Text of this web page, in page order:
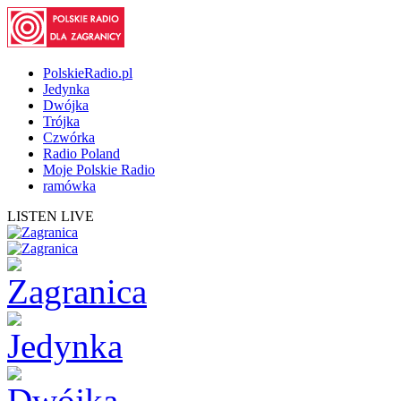
PolskieRadio.pl
Jedynka
Dwójka
Trójka
Czwórka
Radio Poland
Moje Polskie Radio
ramówka
LISTEN LIVE